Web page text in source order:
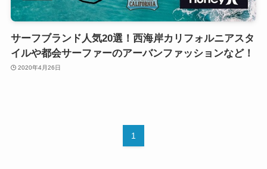
サーフブランド人気20選！西海岸カリフォルニアスタ
イルや都会サーファーのアーバンファッションなど！
2020年4月26日
1